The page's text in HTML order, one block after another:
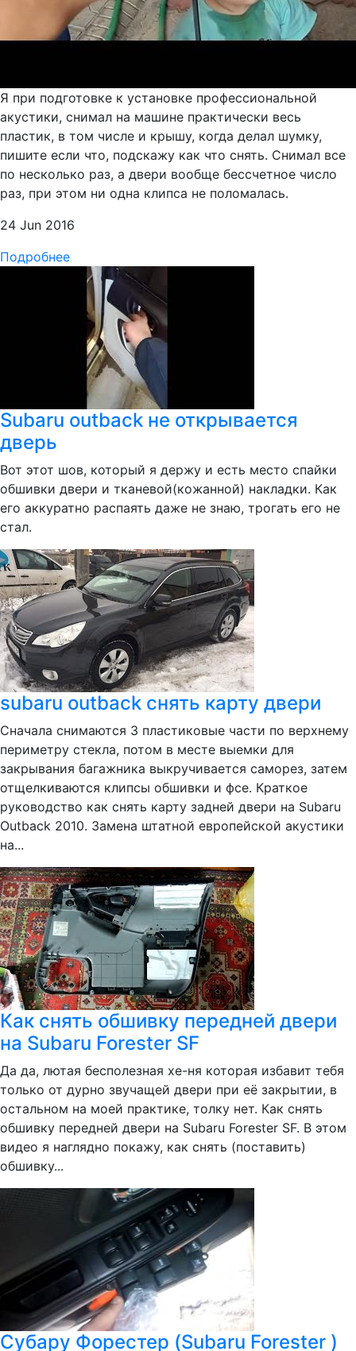
Я при подготовке к установке профессиональной
акустики, снимал на машине практически весь
пластик, в том числе и крышу, когда делал шумку,
пишите если что, подскажу как что снять. Снимал все
по несколько раз, а двери вообще бессчетное число
раз, при этом ни одна клипса не поломалась.
24 Jun 2016
Подробнее
Subaru outback не открывается
дверь
Вот этот шов, который я держу и есть место спайки
обшивки двери и тканевой(кожанной) накладки. Как
его аккуратно распаять даже не знаю, трогать его не
стал.
subaru outback снять карту двери
Сначала снимаются 3 пластиковые части по верхнему
периметру стекла, потом в месте выемки для
закрывания багажника выкручивается саморез, затем
отщелкиваются клипсы обшивки и фсе. Краткое
руководство как снять карту задней двери на Subaru
Outback 2010. Замена штатной европейской акустики
на...
Как снять обшивку передней двери
на Subaru Forester SF
Да да, лютая бесполезная хе-ня которая избавит тебя
только от дурно звучащей двери при её закрытии, в
остальном на моей практике, толку нет. Как снять
обшивку передней двери на Subaru Forester SF. В этом
видео я наглядно покажу, как снять (поставить)
обшивку...
Субару Форестер (Subaru Forester )